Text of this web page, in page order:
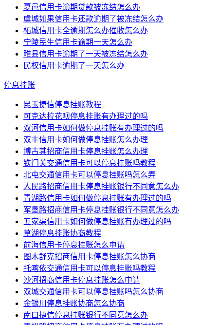
夏邑信用卡逾期贷款被冻结怎么办
虞城如果信用卡还款逾期了被冻结怎么办
柘城信用卡全逾期怎么办催收怎么办
宁陵民生信用卡逾期一天怎么办
睢县信用卡逾期了一天被冻结怎么办
民权信用卡逾期了一天怎么办
停息挂账
昆玉捷信停息挂账教程
可克达拉花呗停息挂账有办理过的吗
双河信用卡如何做停息挂账有办理过的吗
双丰信用卡如何做停息挂账怎么办理
博古其招商信用卡停息挂账怎么办理
铁门关交通信用卡可以停息挂账吗教程
北屯交通信用卡可以停息挂账吗怎么弄
人民路招商信用卡停息挂账银行不同意怎么办
青湖路信用卡如何做停息挂账有办理过的吗
军垦路招商信用卡停息挂账银行不同意怎么办
五家渠信用卡如何做停息挂账有办理过的吗
草湖停息挂账协商教程
前海信用卡停息挂账怎么申请
图木舒克招商信用卡停息挂账怎么协商
托喀依交通信用卡可以停息挂账吗教程
沙河招商信用卡停息挂账怎么申请
双城交通信用卡可以停息挂账吗怎么协商
金银川停息挂账协商怎么协商
南口捷信停息挂账银行不同意怎么办